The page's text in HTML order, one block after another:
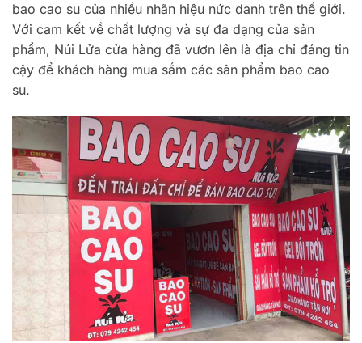
bao cao su của nhiều nhãn hiệu nức danh trên thế giới.
Với cam kết về chất lượng và sự đa dạng của sản
phẩm, Núi Lửa cửa hàng đã vươn lên là địa chỉ đáng tin
cậy để khách hàng mua sắm các sản phẩm bao cao
su.